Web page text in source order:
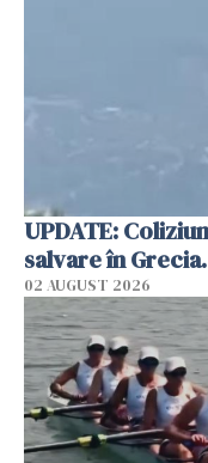
UPDATE:
salvare în
02 AUGUST 2026